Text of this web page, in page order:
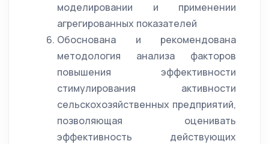
моделировании и применении
агрегированных показателей
Обоснована и рекомендована
методология анализа факторов
повышения эффективности
стимулирования активности
сельскохозяйственных предприятий,
позволяющая оценивать
эффективность действующих